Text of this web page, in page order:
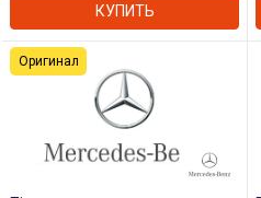
КУПИТЬ
Оригинал